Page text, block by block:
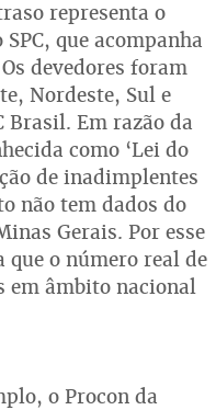
representa o
que acompanha
devedores foram
Nordeste, Sul e
Brasil. Em razão da
como ‘Lei do
de inadimplentes
não tem dados do
Gerais. Por esse
o número real de
em âmbito nacional
o Procon da